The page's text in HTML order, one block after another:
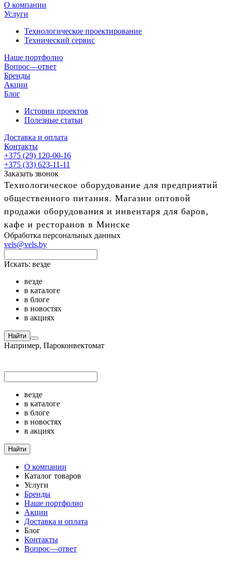
О компании
Услуги
Технологическое проектирование
Технический сервис
Наше портфолио
Вопрос—ответ
Бренды
Акции
Блог
Истории проектов
Полезные статьи
Доставка и оплата
Контакты
+375 (29) 120-00-16
+375 (33) 623-11-11
Заказать звонок
Технологическое оборудование для предприятий
общественного питания. Магазин оптовой
продажи оборудования и инвентаря для баров,
кафе и ресторанов в Минске
Обработка персональных данных
vels@vels.by
Искать: везде
везде
в каталоге
в блоге
в новостях
в акциях
Найти
Например, Пароконвектомат
везде
в каталоге
в блоге
в новостях
в акциях
Найти
О компании
Каталог товаров
Услуги
Бренды
Наше портфолио
Акции
Доставка и оплата
Блог
Контакты
Вопрос—ответ